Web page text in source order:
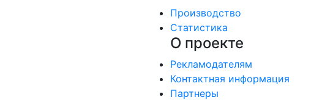
Производство
Статистика
О проекте
Рекламодателям
Контактная информация
Партнеры